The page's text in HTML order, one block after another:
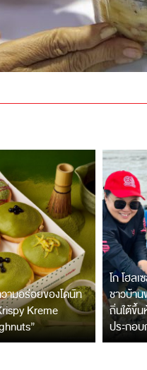
ามอร่อยของโดนัท
Kreme
โก โฮล
ชาวบ้า
ถิ่นใต้ขึ้
ประกอ